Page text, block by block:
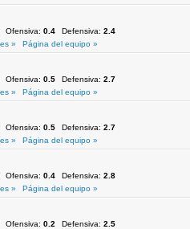
Ofensiva: 0.4 Defensiva: 2.4
»
Página del equipo »
Ofensiva: 0.5 Defensiva: 2.7
»
Página del equipo »
Ofensiva: 0.5 Defensiva: 2.7
»
Página del equipo »
Ofensiva: 0.4 Defensiva: 2.8
»
Página del equipo »
Ofensiva: 0.2 Defensiva: 2.5